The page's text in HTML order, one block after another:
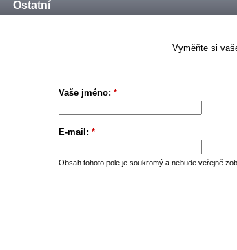
Ostatní
Vyměňte si
Vaše jméno: *
E-mail: *
Obsah tohoto pole je soukromý a nebude veřejně